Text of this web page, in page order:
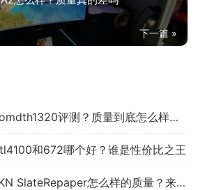
下一篇 »
「实情必读」wacomdth1320评测？质量到底怎么样好不好
和672哪个好？谁是性价比之王
「手写板评测」ISKN SlateRepaper怎么样的质量？来看看买家说法